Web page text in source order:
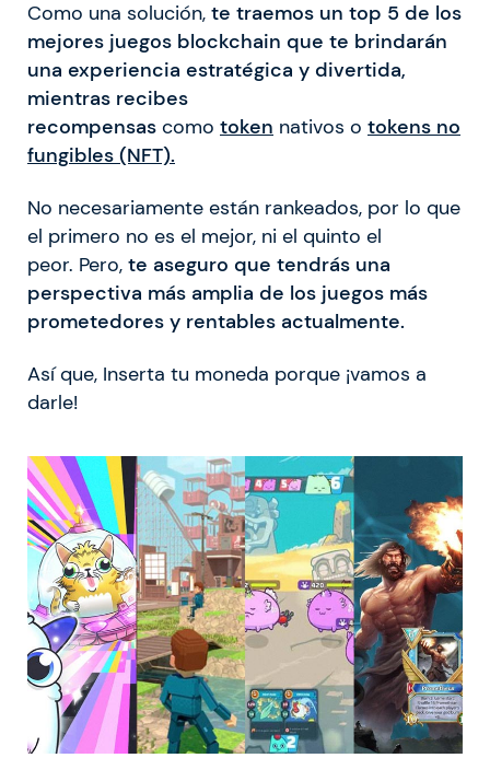
Como una solución, te traemos un top 5 de los
mejores juegos blockchain que te brindarán
una experiencia estratégica y divertida,
mientras recibes
recompensas como token nativos o tokens no
fungibles (NFT).
No necesariamente están rankeados, por lo que
el primero no es el mejor, ni el quinto el
peor. Pero, te aseguro que tendrás una
perspectiva más amplia de los juegos más
prometedores y rentables actualmente.
Así que, Inserta tu moneda porque ¡vamos a
darle!